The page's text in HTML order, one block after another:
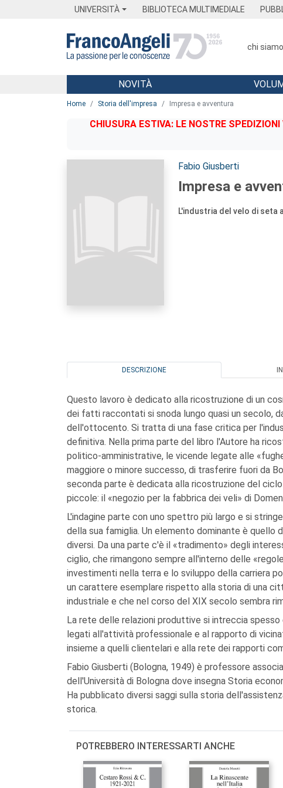
UNIVERSITÀ BIBLIOTECA MULTIMEDIALE
chi siamo
Menu
NOVITÀ
Home Storia dell'impresa Impresa e avventura
CHIUSURA ESTIVA: LE NOSTRE
Autori:
Fabio Giusberti
Impresa e
L'industria del velo di seta
DESCRIZIONE
Questo lavoro è dedicato alla ricostruzione di un
dei fatti raccontati si snoda lungo quasi un secolo,
dell'ottocento. Si tratta di una fase critica per
definitiva. Nella prima parte del libro l'Autore ha
politico-amministrative, le vicende legate alle
maggiore o minore successo, di trasferire fuori da
seconda parte è dedicata alla ricostruzione del
piccole: il «negozio per la fabbrica dei veli» di
L'indagine parte con uno spettro più largo e si
della sua famiglia. Un elemento dominante è quello
diversi. Da una parte c'è il «tradimento» degli
ciglio, che rimangono sempre all'interno delle
investimenti nella terra e lo sviluppo della carriera
un carattere esemplare rispetto alla storia di una
industriale e che nel corso del XIX secolo sembra
La rete delle relazioni produttive si intreccia
legati all'attività professionale e al rapporto di
insieme a quelli clientelari e alla rete dei rapporti
Fabio Giusberti (Bologna, 1949) è professore
dell'Università di Bologna dove insegna Storia
Ha pubblicato diversi saggi sulla storia
storica.
POTREBBERO INTERESSARTI ANCHE